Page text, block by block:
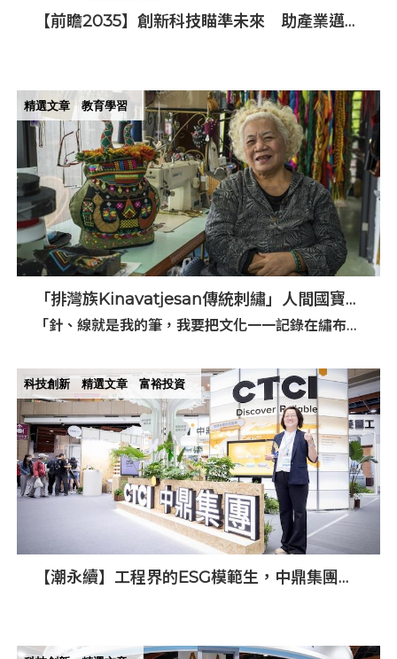
【前瞻2035】創新科技瞄準未來 助產業邁向
精選文章 教育學習
「排灣族Kinavatjesan傳統刺繡」人間國寶陳
利友妹 作品深具東排灣族藝術特色
「針、線就是我的筆，我要把文化一一記錄在繡布
科技創新 精選文章 富裕投資
【潮永續】工程界的ESG模範生，中鼎集團以